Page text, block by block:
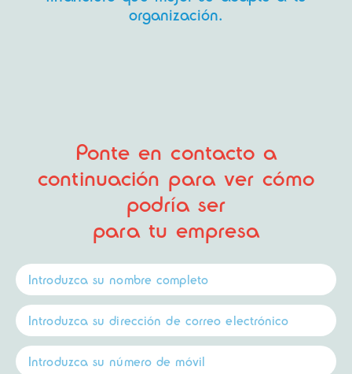
organización.
Ponte en contacto a
continuación para ver cómo
podría ser
para tu empresa